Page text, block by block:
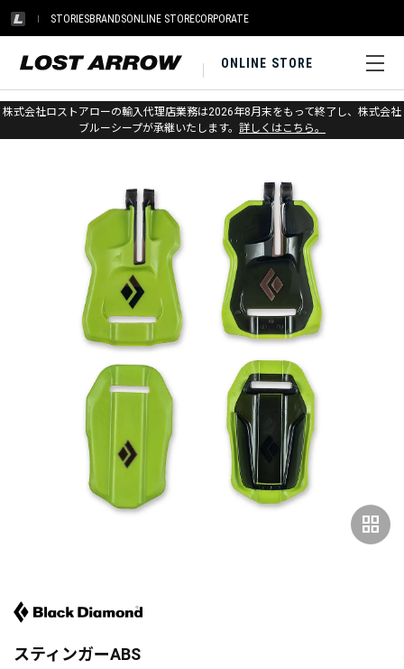
STORIESBRANDSONLINE STORECORPORATE
ONLINE STORE
株式会社ロストアローの輸入代理店業務は2026年8月末をもって終了し、株式会社
ブルーシープが承継いたします。 詳しくはこちら。
ホーム > ブラックダイヤモンド > アイス > クランポン
grid_view
スティンガーABS